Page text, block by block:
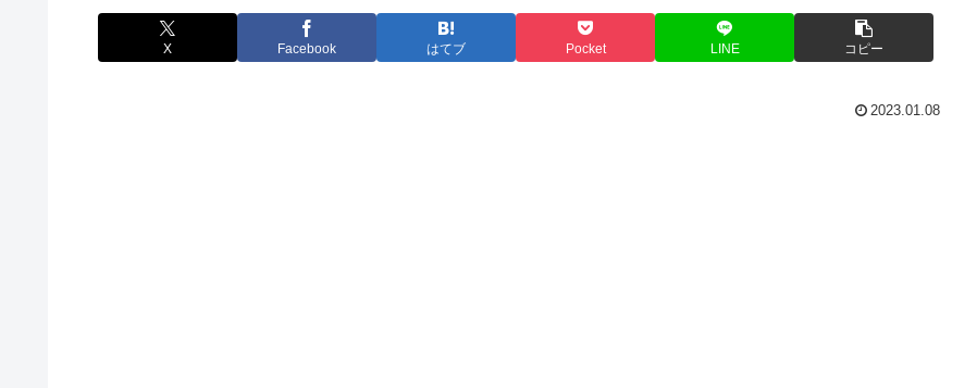
X Facebook はてブ Pocket LINE コピー
2023.01.08